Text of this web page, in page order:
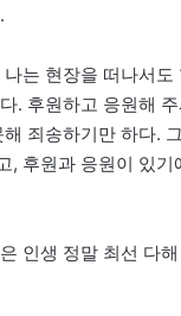
는 현장을 떠나서도
. 후원하고 응원해
죄송하기만 하다.
, 후원과 응원이 있기
인생 정말 최선 다